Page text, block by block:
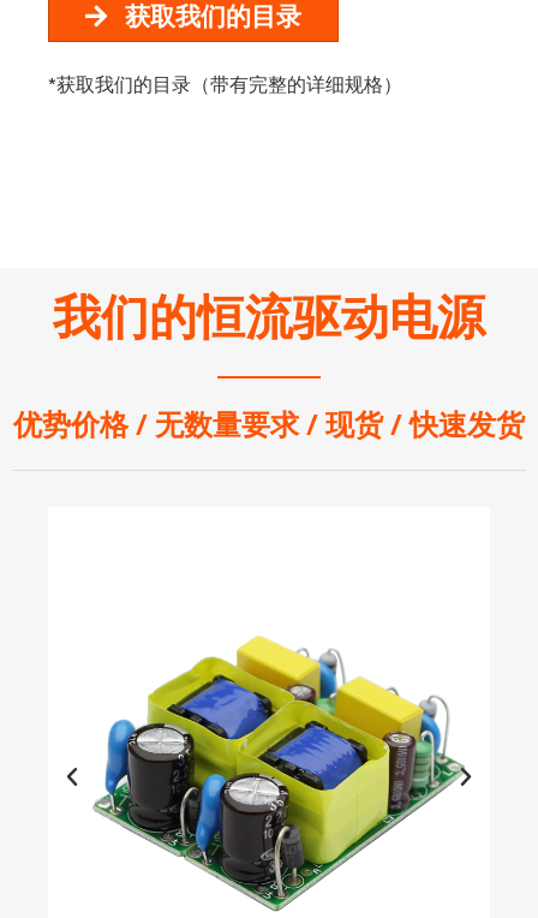
获取我们的目录
*获取我们的目录（带有完整的详细规格）
我们的恒流驱动电源
优势价格 / 无数量要求 / 现货 / 快速发货